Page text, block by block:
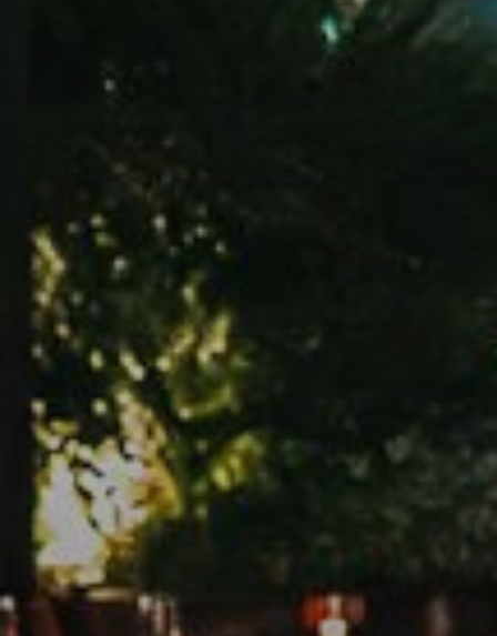
Купить
Аренда
Продажа
Новостройки
AX Journal
Каталоги